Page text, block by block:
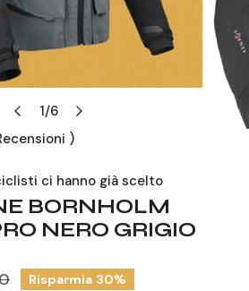
1/6
)
ci hanno già scelto
BORNHOLM
NERO GRIGIO
Risparmia 30%